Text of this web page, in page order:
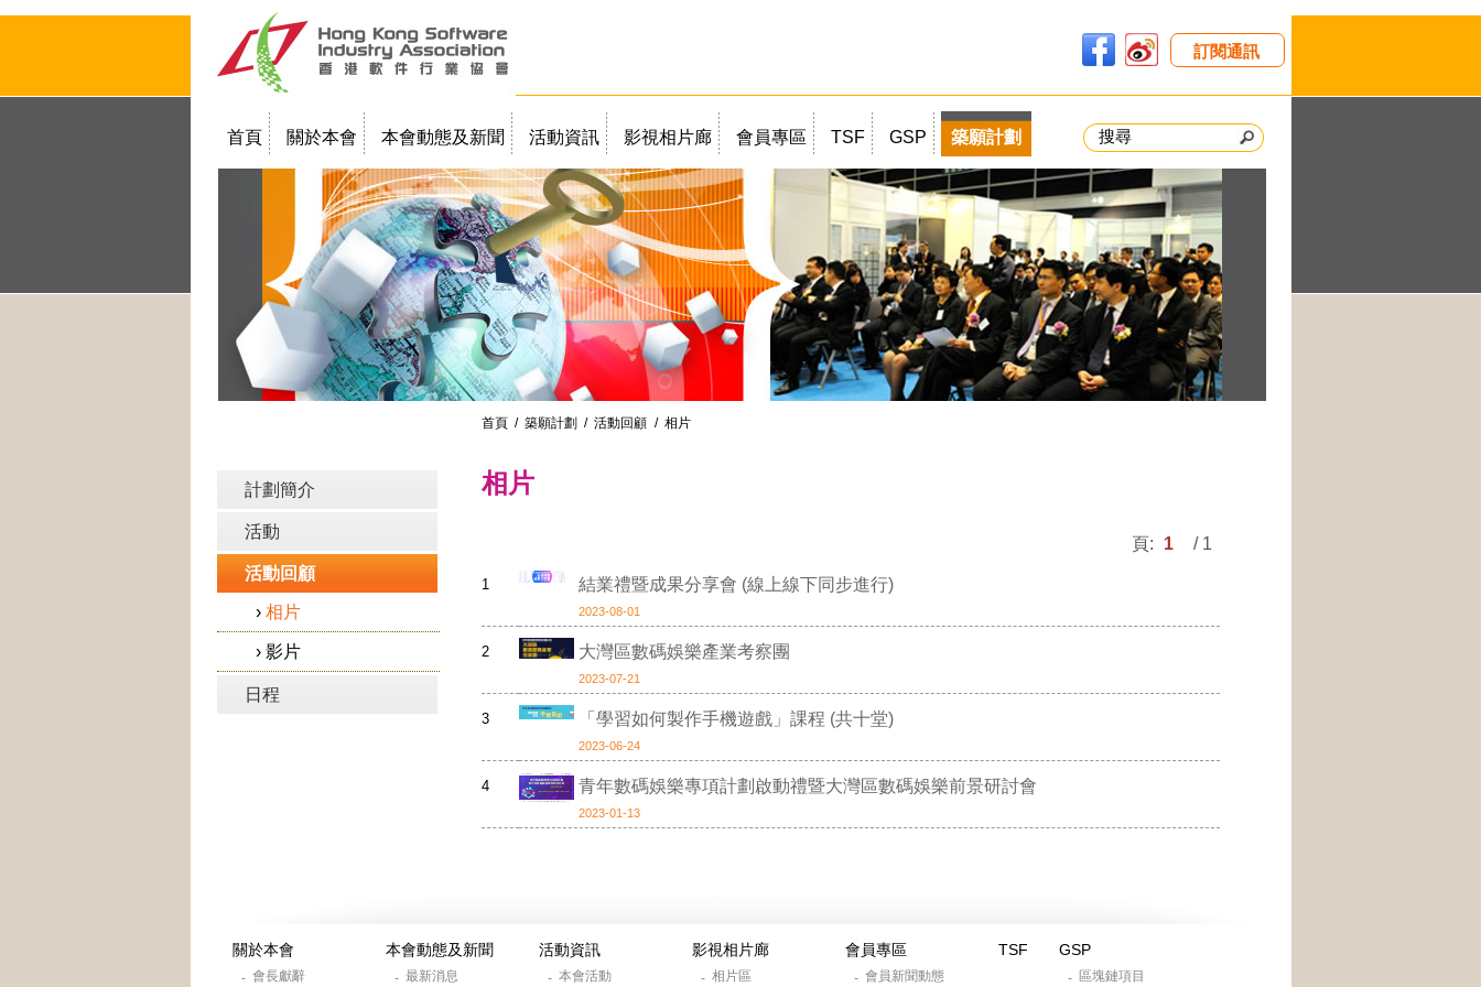
訂閱通訊
首頁 關於本會 本會動態及新聞 活動資訊 影視相片廊 會員專區 TSF GSP 築願計劃
教學簡報
首頁/ 築願計劃 / 活動回顧 / 相片
計劃簡介
活動
活動回顧
› 相片
› 影片
日程
相片
頁: 1 / 1
1 結業禮暨成果分享會 (線上線下同步進行)
2023-08-01
2 大灣區數碼娛樂產業考察團
2023-07-21
3 「學習如何製作手機遊戲」課程 (共十堂)
2023-06-24
4 青年數碼娛樂專項計劃啟動禮暨大灣區數碼娛樂前景研討會
2023-01-13
關於本會
- 會長獻辭
本會動態及新聞
- 最新消息
活動資訊
- 本會活動
影視相片廊
- 相片區
會員專區
- 會員新聞動態
TSF GSP
- 區塊鏈項目